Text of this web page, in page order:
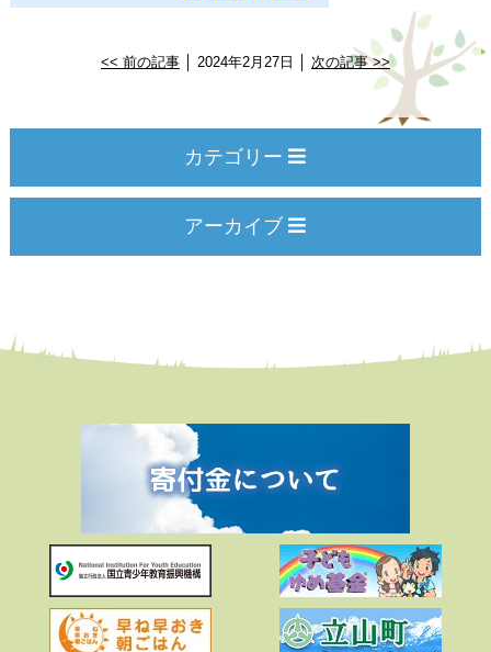
<< 前の記事│ 2024年2月27日 │ 次の記事 >>
カテゴリー
アーカイブ